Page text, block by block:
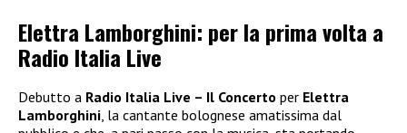
Elettra Lamborghini: per la prima volta a
Radio Italia Live
Debutto a Radio Italia Live – Il Concerto per Elettra
Lamborghini , la cantante bolognese amatissima dal